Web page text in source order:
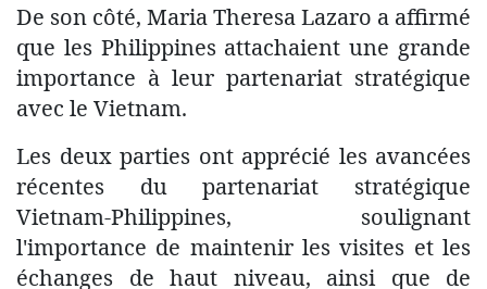
De son côté, Maria Theresa Lazaro a affirmé
que les Philippines attachaient une grande
importance à leur partenariat stratégique
avec le Vietnam.
Les deux parties ont apprécié les avancées
récentes du partenariat stratégique
Vietnam-Philippines, soulignant
l'importance de maintenir les visites et les
échanges de haut niveau, ainsi que de